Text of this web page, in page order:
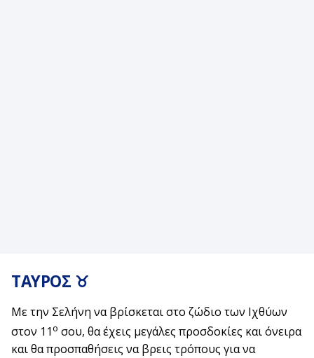
ΤΑΥΡΟΣ ♉
Με την Σελήνη να βρίσκεται στο ζώδιο των Ιχθύων
στον 11ο σου, θα έχεις μεγάλες προσδοκίες και όνειρα
και θα προσπαθήσεις να βρεις τρόπους για να